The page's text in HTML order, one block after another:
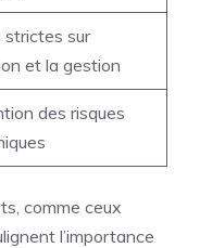
strictes sur
et la gestion
des risques
comme ceux
l’importance